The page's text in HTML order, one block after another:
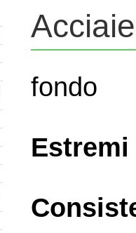
fondo